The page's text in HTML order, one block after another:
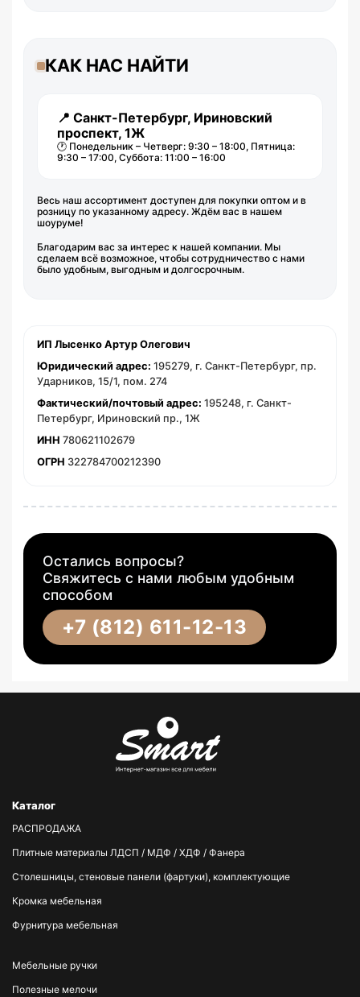
КАК НАС НАЙТИ
📍 Санкт-Петербург, Ириновский
проспект, 1Ж
🕐 Понедельник – Четверг: 9:30 – 18:00, Пятница:
9:30 – 17:00, Суббота: 11:00 – 16:00
Весь наш ассортимент доступен для покупки оптом и в
розницу по указанному адресу. Ждём вас в нашем
шоуруме!
Благодарим вас за интерес к нашей компании. Мы
сделаем всё возможное, чтобы сотрудничество с нами
было удобным, выгодным и долгосрочным.
ИП Лысенко Артур Олегович
Юридический адрес: 195279, г. Санкт-Петербург, пр.
Ударников, 15/1, пом. 274
Фактический/почтовый адрес: 195248, г. Санкт-
Петербург, Ириновский пр., 1Ж
ИНН 780621102679
ОГРН 322784700212390
Остались вопросы?
Свяжитесь с нами любым удобным
способом
+7 (812) 611-12-13
Каталог
РАСПРОДАЖА
Плитные материалы ЛДСП / МДФ / ХДФ / Фанера
Столешницы, стеновые панели (фартуки), комплектующие
Кромка мебельная
Фурнитура мебельная
Мебельные ручки
Полезные мелочи